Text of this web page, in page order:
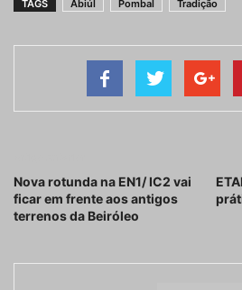
TAGS Abiúl Pombal Tradição
Nova rotunda na EN1/ IC2 vai
ficar em frente aos antigos
terrenos da Beiróleo